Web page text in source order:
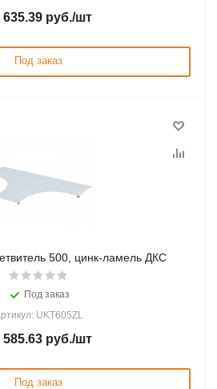
635.39руб./шт
Под заказ
500, цинк-ламель ДКС
Под заказ
UKT605ZL
585.63руб./шт
Под заказ